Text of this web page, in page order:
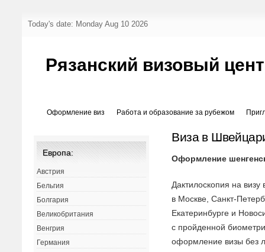
Today's date: Monday Aug 10 2026
Рязанский визовый
Оформление виз Работа и образование за рубежом
Виза в
Оформление
Дактилоскопия на
в Москве, Санкт-
Екатеринбурге и
с пройденной
оформление визы без
Европа:
Австрия
Бельгия
Болгария
Великобритания
Венгрия
Германия